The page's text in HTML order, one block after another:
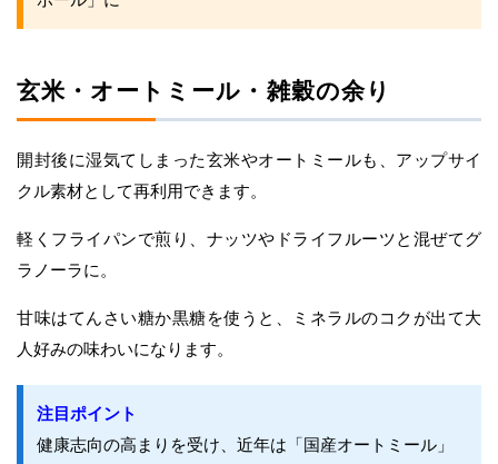
玄米・オートミール・雑穀の余り
開封後に湿気てしまった玄米やオートミールも、アップサイ
クル素材として再利用できます。
軽くフライパンで煎り、ナッツやドライフルーツと混ぜてグ
ラノーラに。
甘味はてんさい糖か黒糖を使うと、ミネラルのコクが出て大
人好みの味わいになります。
注目ポイント
健康志向の高まりを受け、近年は「国産オートミール」